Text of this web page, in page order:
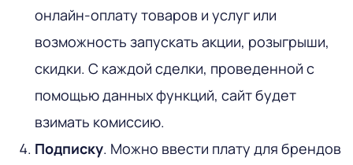
онлайн-оплату товаров и услуг или
возможность запускать акции, розыгрыши,
скидки. С каждой сделки, проведенной с
помощью данных функций, сайт будет
взимать комиссию.
Подписку. Можно ввести плату для брендов